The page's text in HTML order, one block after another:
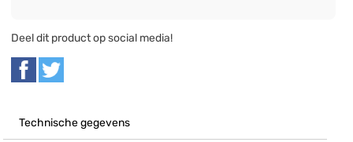
Deel dit product op social media!
Technische gegevens